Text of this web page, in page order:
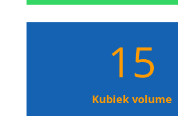
15
Kubiek volume